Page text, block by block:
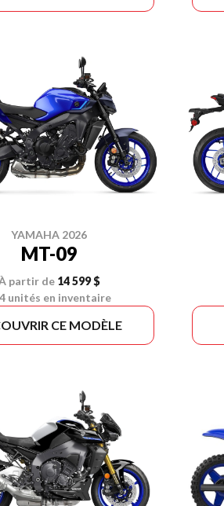
YAMAHA 2026
MT-09
partir de 14 599 $
4 unités en inventaire
CE MODÈLE